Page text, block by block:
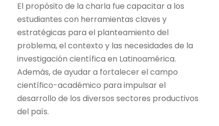
El propósito de la charla fue capacitar a los
estudiantes con herramientas claves y
estratégicas para el planteamiento del
problema, el contexto y las necesidades de la
investigación científica en Latinoamérica.
Además, de ayudar a fortalecer el campo
científico-académico para impulsar el
desarrollo de los diversos sectores productivos
del país.